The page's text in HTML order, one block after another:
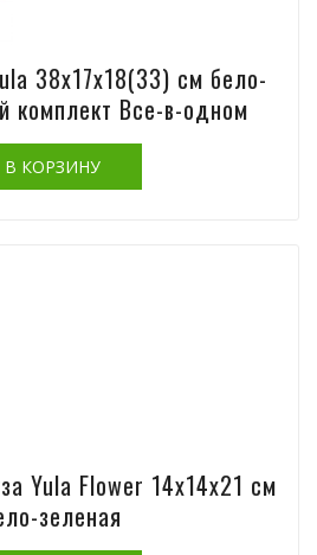
38х17х18(33) см бело-
комплект Все-в-одном
Yula Flower 14х14х21 см
зеленая